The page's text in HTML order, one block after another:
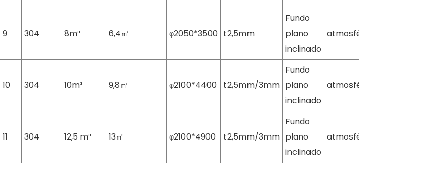
9 304 8m³ 6,4㎡ φ2050*3500 t2,5mm
Fundo
plano
inclinado
atmosférico
10 304 10m³ 9,8㎡ φ2100*4400 t2,5mm/3mm
Fundo
plano
inclinado
atmosférico
11 304 12,5 m³ 13㎡ φ2100*4900 t2,5mm/3mm
Fundo
plano
inclinado
atmosférico